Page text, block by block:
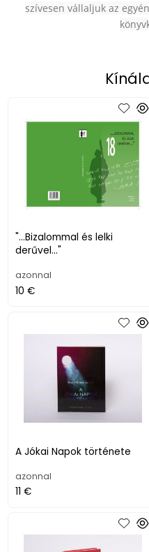
szívesen vállaljuk az
"...Bizalommal és lelki
derűvel..."
azonnal
10 €
A Jókai Napok története
azonnal
11 €